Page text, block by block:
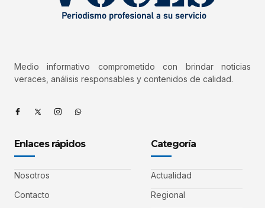
Medio informativo comprometido con brindar noticias
veraces, análisis responsables y contenidos de calidad.
Enlaces rápidos
Nosotros
Contacto
Categoría
Actualidad
Regional